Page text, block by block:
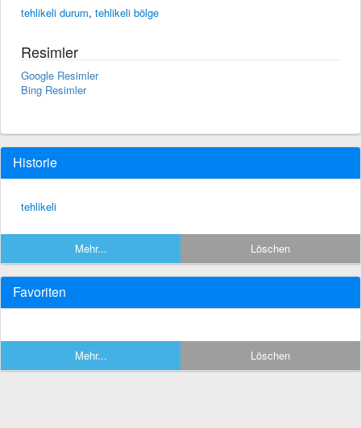
tehlikeli durum, tehlikeli bölge
Resimler
Google Resimler
Bing Resimler
Historie
tehlikeli
Mehr... Löschen
Favoriten
Mehr... Löschen